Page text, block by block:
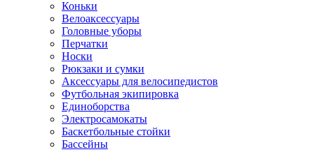
Коньки
Велоаксессуары
Головные уборы
Перчатки
Носки
Рюкзаки и сумки
Аксессуары для велосипедистов
Футбольная экипировка
Единоборства
Электросамокаты
Баскетбольные стойки
Бассейны